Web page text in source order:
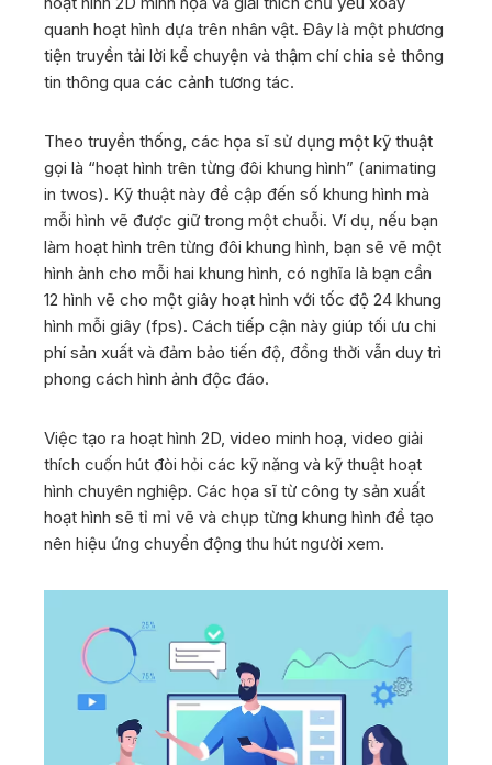
quanh hoạt hình dựa trên nhân vật. Đây là một phương
tiện truyền tải lời kể chuyện và thậm chí chia sẻ thông
tin thông qua các cảnh tương tác.
Theo truyền thống, các họa sĩ sử dụng một kỹ thuật
gọi là “hoạt hình trên từng đôi khung hình” (animating
in twos). Kỹ thuật này đề cập đến số khung hình mà
mỗi hình vẽ được giữ trong một chuỗi. Ví dụ, nếu bạn
làm hoạt hình trên từng đôi khung hình, bạn sẽ vẽ một
hình ảnh cho mỗi hai khung hình, có nghĩa là bạn cần
12 hình vẽ cho một giây hoạt hình với tốc độ 24 khung
hình mỗi giây (fps). Cách tiếp cận này giúp tối ưu chi
phí sản xuất và đảm bảo tiến độ, đồng thời vẫn duy trì
phong cách hình ảnh độc đáo.
Việc tạo ra hoạt hình 2D, video minh hoạ, video giải
thích cuốn hút đòi hỏi các kỹ năng và kỹ thuật hoạt
hình chuyên nghiệp. Các họa sĩ từ công ty sản xuất
hoạt hình sẽ tỉ mỉ vẽ và chụp từng khung hình để tạo
nên hiệu ứng chuyển động thu hút người xem.